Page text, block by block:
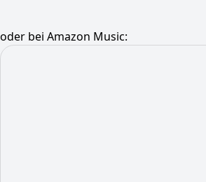
oder bei Amazon Music: